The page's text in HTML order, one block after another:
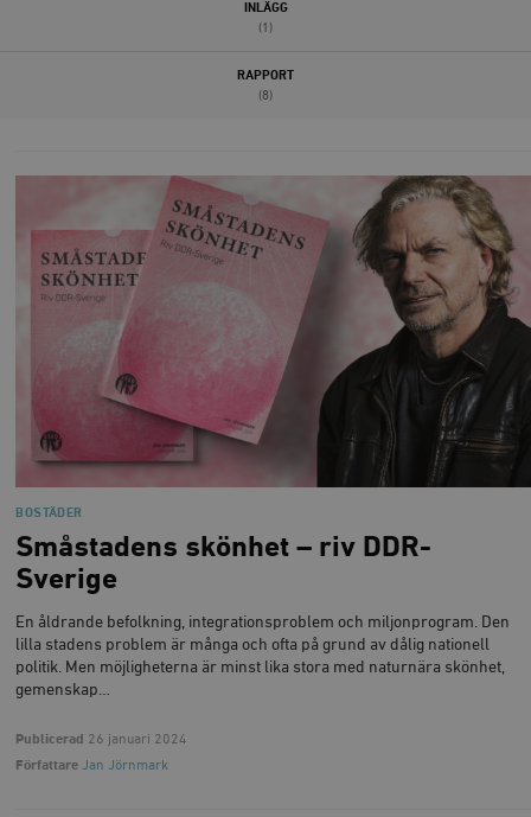
INLÄGG
(1)
RAPPORT
(8)
BOSTÄDER
Småstadens skönhet – riv DDR-
Sverige
En åldrande befolkning, integrationsproblem och miljonprogram. Den
lilla stadens problem är många och ofta på grund av dålig nationell
politik. Men möjligheterna är minst lika stora med naturnära skönhet,
gemenskap…
Publicerad 26 januari 2024
Författare Jan Jörnmark